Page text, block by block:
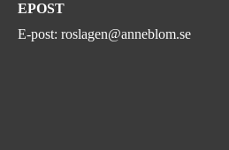
EPOST
E-post: roslagen@anneblom.se